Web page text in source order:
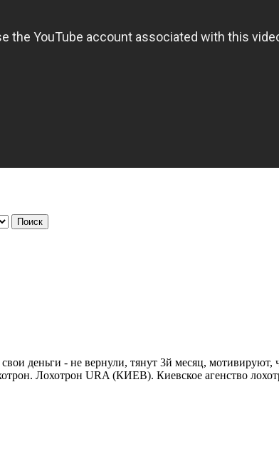
деньги - не вернули, тянут 3й месяц,
URA (КИЕВ). Киевское агенство